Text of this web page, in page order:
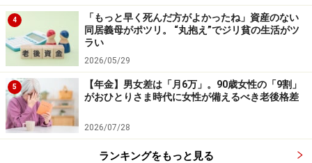
を繰り返していたのでかなりお金を使ってしまってい
た。しかもオヤジは退職金の大半を、一人で旅行したり
新車を買ったりして使っていた」と憤っていた。
「そんなことは知らなかった。おふくろが始発で仕事に
行っていることも知らなかったと、夫は頭を抱えていま
した。私もなんだか罪悪感がありましたね」
介護サービスを利用するように
4
「もっと早く死んだ方がよかったね」資産のない
同居義母がポツリ。 “丸抱え”でジリ貧の生活がツ
ラい
2026/05/29
5
【年金】男女差は「月6万」。90歳女性の「9割」
がおひとりさま時代に女性が備えるべき老後格差
2026/07/28
ランキングをもっと見る